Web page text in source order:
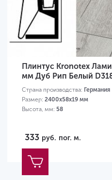
Плинтус Kronotex
мм Дуб Рип Белый
Страна производства: Германия
Размер: 2400х58х19 мм
Высота, мм: 58
333 руб. пог. м.